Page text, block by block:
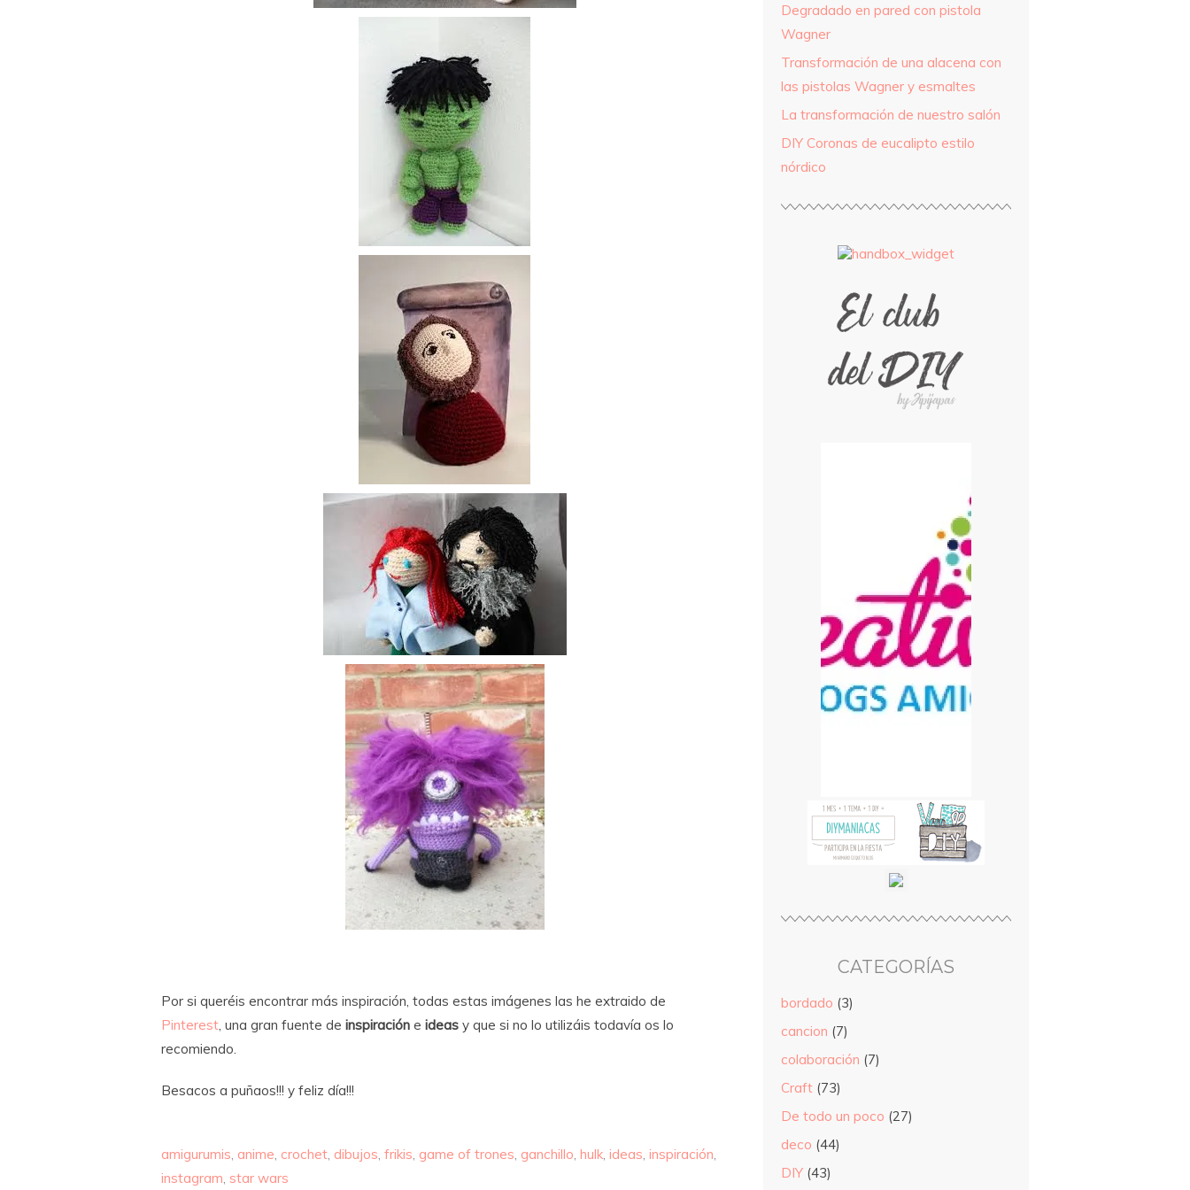
Por si queréis encontrar más inspiración, todas estas imágenes las he extraido de
Pinterest, una gran fuente de inspiración e ideas y que si no lo utilizáis todavía os lo
recomiendo.
Besacos a puñaos!!! y feliz día!!!
amigurumis, anime, crochet, dibujos, frikis, game of trones, ganchillo, hulk, ideas, inspiración,
instagram, star wars
Degradado en pared con pistola
Wagner
Transformación de una alacena con
las pistolas Wagner y esmaltes
La transformación de nuestro salón
DIY Coronas de eucalipto estilo
nórdico
CATEGORÍAS
bordado (3)
cancion (7)
colaboración (7)
Craft (73)
De todo un poco (27)
deco (44)
DIY (43)